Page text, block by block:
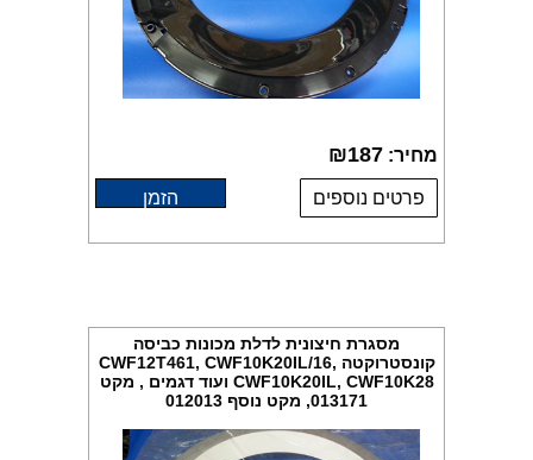
מחיר: ₪187
פרטים נוספים הזמן
מסגרת חיצונית לדלת מכונות כביסה
קונסטרוקטה CWF12T461, CWF10K20IL/16,
CWF10K20IL, CWF10K28 ועוד דגמים , מקט
013171, מקט נוסף 012013